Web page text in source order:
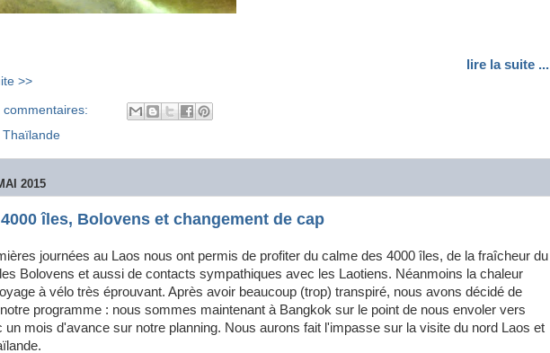
lire la suite ...
>>
commentaires:
Thaïlande
2015
îles, Bolovens et changement de cap
journées au Laos nous ont permis de profiter du calme des 4000 îles, de la fraîcheur du
Bolovens et aussi de contacts sympathiques avec les Laotiens. Néanmoins la chaleur
à vélo très éprouvant. Après avoir beaucoup (trop) transpiré, nous avons décidé de
programme : nous sommes maintenant à Bangkok sur le point de nous envoler vers
un mois d'avance sur notre planning. Nous aurons fait l'impasse sur la visite du nord Laos et